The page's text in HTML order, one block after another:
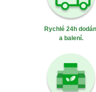
Rychlé 24h
a balení.